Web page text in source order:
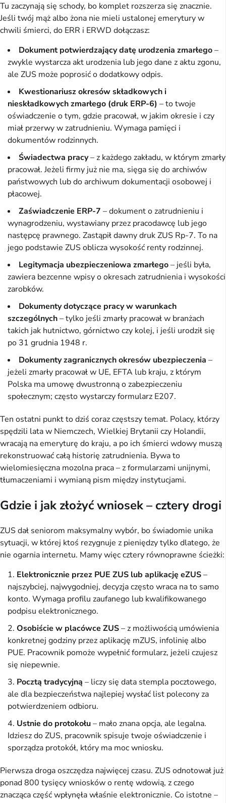
Tu zaczynają się schody, bo komplet rozszerza się znacznie.
Jeśli twój mąż albo żona nie mieli ustalonej emerytury w
chwili śmierci, do ERR i ERWD dołączasz:
Dokument potwierdzający datę urodzenia zmarłego–
zwykle wystarcza akt urodzenia lub jego dane z aktu zgonu,
ale ZUS może poprosić o dodatkowy odpis.
Kwestionariusz okresów składkowych i
nieskładkowych zmarłego (druk ERP-6) – to twoje
oświadczenie o tym, gdzie pracował, w jakim okresie i czy
miał przerwy w zatrudnieniu. Wymaga pamięci i
dokumentów rodzinnych.
Świadectwa pracy– z każdego zakładu, w którym zmarły
pracował. Jeżeli firmy już nie ma, sięga się do archiwów
państwowych lub do archiwum dokumentacji osobowej i
płacowej.
Zaświadczenie ERP-7 – dokument o zatrudnieniu i
wynagrodzeniu, wystawiany przez pracodawcę lub jego
następcę prawnego. Zastąpił dawny druk ZUS Rp-7. To na
jego podstawie ZUS oblicza wysokość renty rodzinnej.
Legitymacja ubezpieczeniowa zmarłego– jeśli była,
zawiera bezcenne wpisy o okresach zatrudnienia i wysokości
zarobków.
Dokumenty dotyczące pracy w warunkach
szczególnych– tylko jeśli zmarły pracował w branżach
takich jak hutnictwo, górnictwo czy kolej, i jeśli urodził się
po 31 grudnia 1948 r.
Dokumenty zagranicznych okresów ubezpieczenia –
jeżeli zmarły pracował w UE, EFTA lub kraju, z którym
Polska ma umowę dwustronną o zabezpieczeniu
społecznym; często wystarczy formularz E207.
Ten ostatni punkt to dziś coraz częstszy temat. Polacy, którzy
spędzili lata w Niemczech, Wielkiej Brytanii czy Holandii,
wracają na emeryturę do kraju, a po ich śmierci wdowy muszą
rekonstruować całą historię zatrudnienia. Bywa to
wielomiesięczna mozolna praca – z formularzami unijnymi,
tłumaczeniami i wymianą pism między instytucjami.
Gdzie i jak złożyć wniosek – cztery drogi
ZUS dał seniorom maksymalny wybór, bo świadomie unika
sytuacji, w której ktoś rezygnuje z pieniędzy tylko dlatego, że
nie ogarnia internetu. Mamy więc cztery równoprawne ścieżki:
Elektronicznie przez PUE ZUS lub aplikację eZUS–
najszybciej, najwygodniej, decyzja często wraca na to samo
konto. Wymaga profilu zaufanego lub kwalifikowanego
podpisu elektronicznego.
Osobiście w placówce ZUS– z możliwością umówienia
konkretnej godziny przez aplikację mZUS, infolinię albo
PUE. Pracownik pomoże wypełnić formularz, jeżeli czujesz
się niepewnie.
Pocztą tradycyjną – liczy się data stempla pocztowego,
ale dla bezpieczeństwa najlepiej wysłać list polecony za
potwierdzeniem odbioru.
Ustnie do protokołu– mało znana opcja, ale legalna.
Idziesz do ZUS, pracownik spisuje twoje oświadczenie i
sporządza protokół, który ma moc wniosku.
Pierwsza droga oszczędza najwięcej czasu. ZUS odnotował już
ponad 800 tysięcy wniosków o rentę wdowią, z czego
znacząca część wpłynęła właśnie elektronicznie. Co istotne –